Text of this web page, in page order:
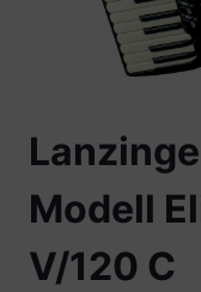
Modell
V/120 C